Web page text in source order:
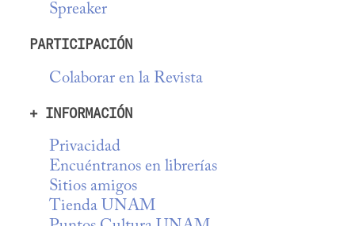
Spreaker
PARTICIPACIÓN
Colaborar en la Revista
+ INFORMACIÓN
Privacidad
Encuéntranos en librerías
Sitios amigos
Tienda UNAM